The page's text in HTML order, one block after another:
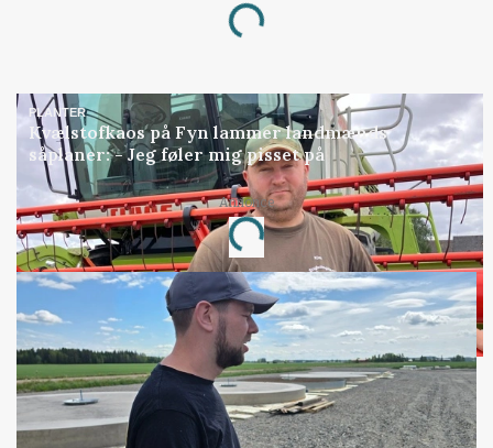
Loading...
PLANTER
Kvælstofkaos på Fyn lammer landmænds
såplaner: - Jeg føler mig pisset på
Annonce
Loading...